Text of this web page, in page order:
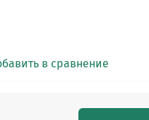
в сравнение